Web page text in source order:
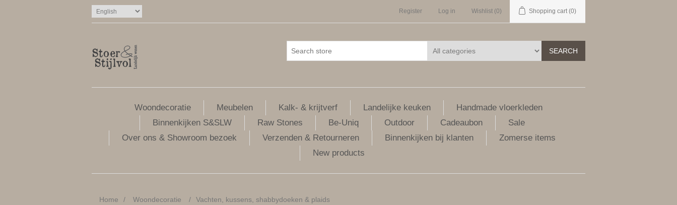
Register Log in Wishlist (0) Shopping cart (0)
SEARCH
Woondecoratie Meubelen Kalk- & krijtverf Landelijke keuken
Handmade vloerkleden
Binnenkijken S&SLW
Raw Stones Be-Uniq Outdoor Cadeaubon
Sale
Over ons & Showroom bezoek
Verzenden & Retourneren Binnenkijken bij klanten
Zomerse items
New products
Home / Woondecoratie / Vachten, kussens, shabbydoeken & plaids